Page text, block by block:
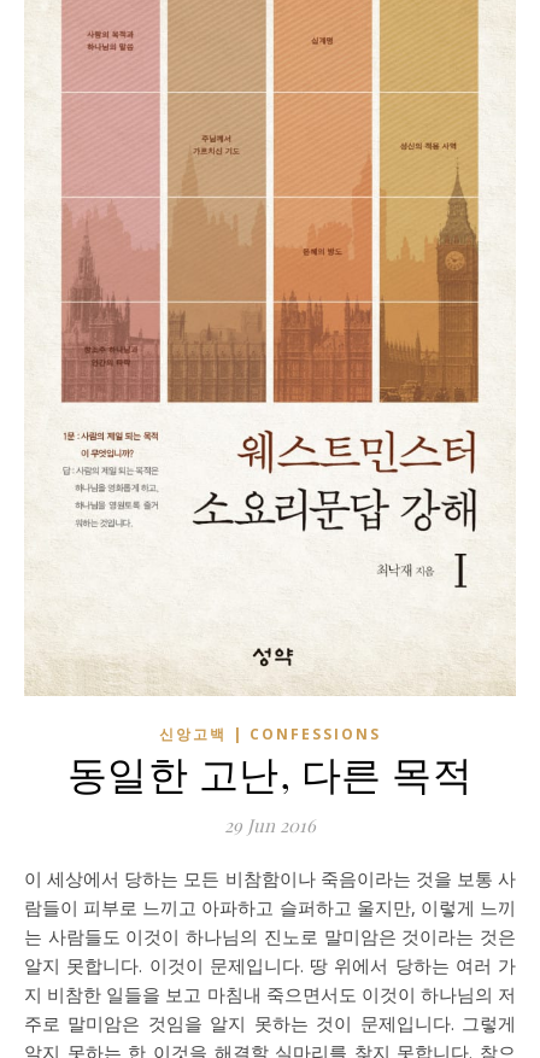
신앙고백 | CONFESSIONS
동일한 고난, 다른 목적
29 Jun 2016
이 세상에서 당하는 모든 비참함이나 죽음이라는 것을 보통 사
람들이 피부로 느끼고 아파하고 슬퍼하고 울지만, 이렇게 느끼
는 사람들도 이것이 하나님의 진노로 말미암은 것이라는 것은
알지 못합니다. 이것이 문제입니다. 땅 위에서 당하는 여러 가
지 비참한 일들을 보고 마침내 죽으면서도 이것이 하나님의 저
주로 말미암은 것임을 알지 못하는 것이 문제입니다. 그렇게
알지 못하는 한 이것을 해결할 실마리를 찾지 못합니다. 참으